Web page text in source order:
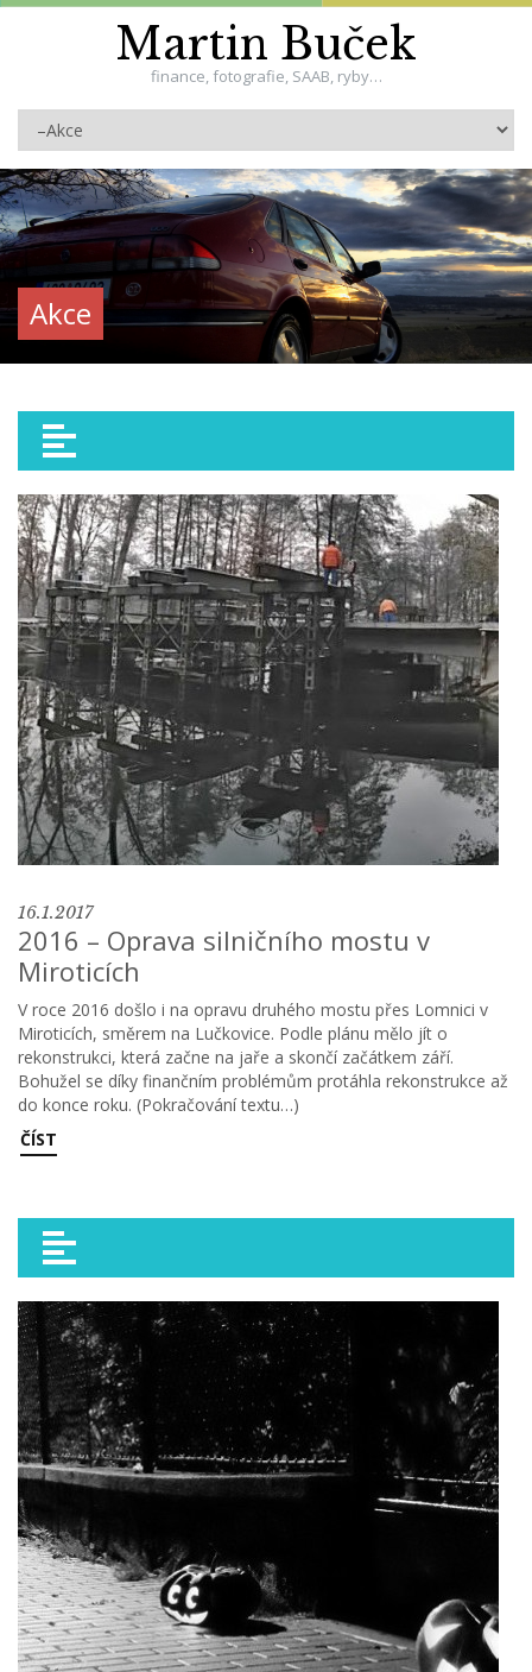
Martin Buček
finance, fotografie, SAAB, ryby…
Akce
16.1.2017
2016 – Oprava silničního mostu v
Miroticích
V roce 2016 došlo i na opravu druhého mostu přes Lomnici v
Miroticích, směrem na Lučkovice. Podle plánu mělo jít o
rekonstrukci, která začne na jaře a skončí začátkem září.
Bohužel se díky finančním problémům protáhla rekonstrukce až
do konce roku. (Pokračování textu…)
ČÍST